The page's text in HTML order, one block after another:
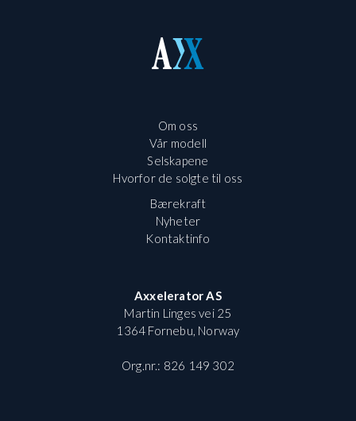
Om oss
Vår modell
Selskapene
Hvorfor de solgte til oss
Bærekraft
Nyheter
Kontaktinfo
Axxelerator AS
Martin Linges vei 25
1364 Fornebu, Norway
Org.nr.: 826 149 302